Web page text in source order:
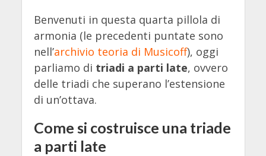
Benvenuti in questa quarta pillola di
armonia (le precedenti puntate sono
nell’archivio teoria di Musicoff), oggi
parliamo di triadi a parti late, ovvero
delle triadi che superano l’estensione
di un’ottava.
Come si costruisce una triade
a parti late